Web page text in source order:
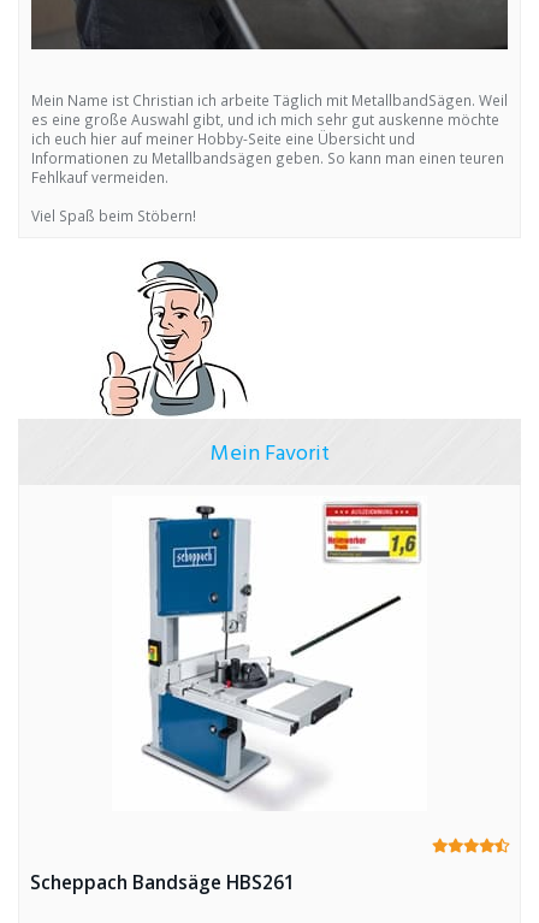
Mein Name ist Christian ich arbeite Täglich mit MetallbandSägen. Weil
es eine große Auswahl gibt, und ich mich sehr gut auskenne möchte
ich euch hier auf meiner Hobby-Seite eine Übersicht und
Informationen zu Metallbandsägen geben. So kann man einen teuren
Fehlkauf vermeiden.
Viel Spaß beim Stöbern!
Mein Favorit
Scheppach Bandsäge HBS261